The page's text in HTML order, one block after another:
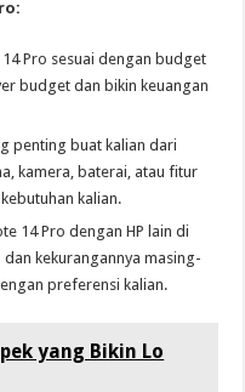
Pro sesuai dengan budget
budget dan bikin keuangan
penting buat kalian dari
kamera, baterai, atau fitur
kalian.
14 Pro dengan HP lain di
kekurangannya masing-
preferensi kalian.
yang Bikin Lo